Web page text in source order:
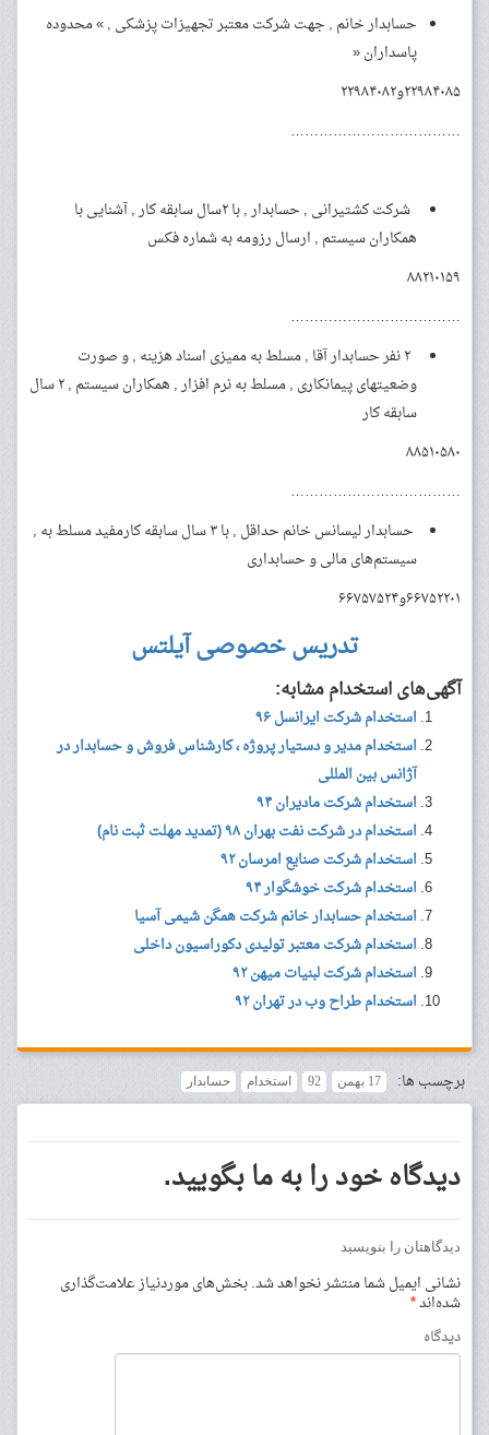
حسابدار خانم , جهت شرکت معتبر تجهیزات پزشکی , » محدوده
پاسداران «
۲۲۹۸۴۰۸۵و۲۲۹۸۴۰۸۲
………………………………
شرکت کشتیرانی , حسابدار , با ۲سال سابقه کار , آشنایی با
همکاران سیستم , ارسال رزومه به شماره فکس
۸۸۲۱۰۱۵۹
………………………………
۲ نفر حسابدار آقا , مسلط به ممیزی اسناد هزینه , و صورت
وضعیتهای پیمانکاری , مسلط به نرم افزار , همکاران سیستم , ۲ سال
سابقه کار
۸۸۵۱۰۵۸۰
………………………………
حسابدار لیسانس خانم حداقل , با ۳ سال سابقه کارمفید مسلط به ,
سیستم‌های مالی و حسابداری
۶۶۷۵۲۲۰۱و۶۶۷۵۷۵۲۴
تدریس خصوصی آیلتس
آگهی‌های استخدام مشابه:
استخدام شرکت ایرانسل ۹۶
استخدام مدیر و دستیار پروژه ، کارشناس فروش و حسابدار در
آژانس بین المللی
استخدام شرکت مادیران ۹۴
استخدام در شرکت نفت بهران ۹۸ (تمدید مهلت ثبت نام)
استخدام شرکت صنایع امرسان ۹۲
استخدام شرکت خوشگوار ۹۴
استخدام حسابدار خانم شرکت همگن شیمی آسیا
استخدام شرکت معتبر تولیدی دکوراسیون داخلی
استخدام شرکت لبنیات میهن ۹۲
استخدام طراح وب در تهران ۹۲
برچسب ها: 17 بهمن 92 استخدام حسابدار
دیدگاه خود را به ما بگویید.
دیدگاهتان را بنویسید
نشانی ایمیل شما منتشر نخواهد شد.بخش‌های موردنیاز علامت‌گذاری
شده‌اند*
دیدگاه